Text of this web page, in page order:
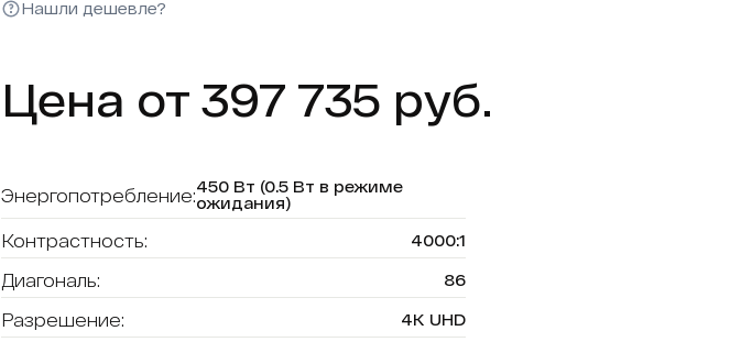
Нашли дешевле?
Цена от 397 735 руб.
Энергопотребление:450 Вт (0.5 Вт в режиме
ожидания)
Контрастность: 4000:1
Диагональ: 86
Разрешение: 4K UHD